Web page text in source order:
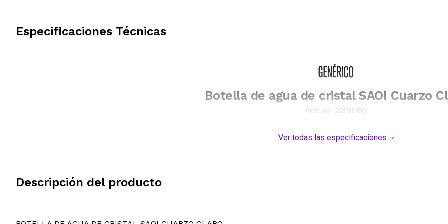
Especificaciones Técnicas
Botella de agua de cristal SAOI Cuarzo
Artículo: 22898150
Ver todas las especificaciones
Descripción del producto